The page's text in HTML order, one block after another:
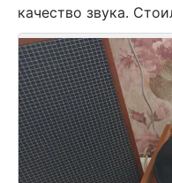
качество звука.